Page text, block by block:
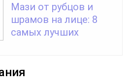
Мази от рубцов и
шрамов на лице: 8
самых лучших